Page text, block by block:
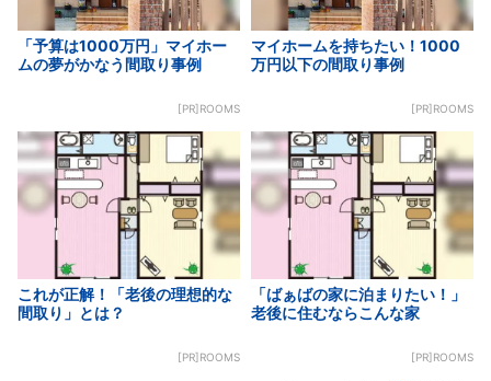
「予算は1000万円」マイホー
ムの夢がかなう間取り事例
[PR]ROOMS
マイホームを持ちたい！1000
万円以下の間取り事例
[PR]ROOMS
これが正解！「老後の理想的な
間取り」とは？
[PR]ROOMS
「ばぁばの家に泊まりたい！」
老後に住むならこんな家
[PR]ROOMS